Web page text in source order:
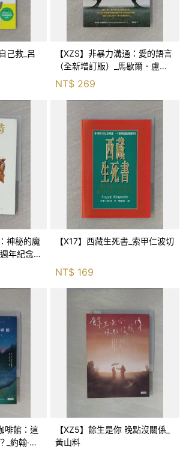
己救_呂
【XZS】非暴力溝通：愛的語言
（全新增訂版）_馬歇爾．盧森
堡, 蕭寶森
NT$ 269
神秘的魔
年紀念】
【X17】西藏生死書_索甲仁波切
NT$ 169
啡館：這
_約翰‧史
【XZ5】餘生是你 晚點沒關係_
黃山料